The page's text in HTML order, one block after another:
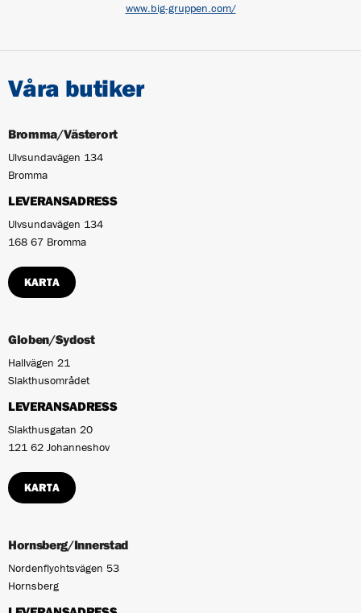
www.big-gruppen.com/
Våra butiker
Bromma/Västerort
Ulvsundavägen 134
Bromma
LEVERANSADRESS
Ulvsundavägen 134
168 67 Bromma
KARTA
Globen/Sydost
Hallvägen 21
Slakthusområdet
LEVERANSADRESS
Slakthusgatan 20
121 62 Johanneshov
KARTA
Hornsberg/Innerstad
Nordenflychtsvägen 53
Hornsberg